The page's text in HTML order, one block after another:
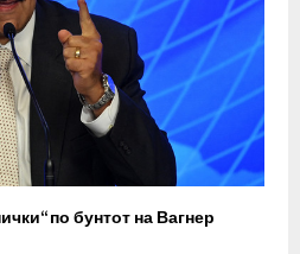
по бунтот на Вагнер